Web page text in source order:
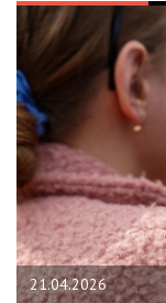
21.04.2026